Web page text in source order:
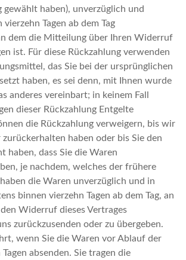
gewählt haben), unverzüglich und
Tagen ab dem Tag
dem die Mitteilung über Ihren Widerruf
ist. Für diese Rückzahlung verwenden
das Sie bei der ursprünglichen
haben, es sei denn, mit Ihnen wurde
anderes vereinbart; in keinem Fall
dieser Rückzahlung Entgelte
die Rückzahlung verweigern, bis wir
haben oder bis Sie den
haben, dass Sie die Waren
je nachdem, welches der frühere
die Waren unverzüglich und in
binnen vierzehn Tagen ab dem Tag, an
Widerruf dieses Vertrages
zurückzusenden oder zu übergeben.
wenn Sie die Waren vor Ablauf der
absenden. Sie tragen die